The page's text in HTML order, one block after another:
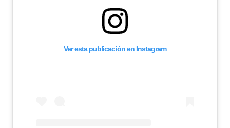
Ver esta publicación en Instagram